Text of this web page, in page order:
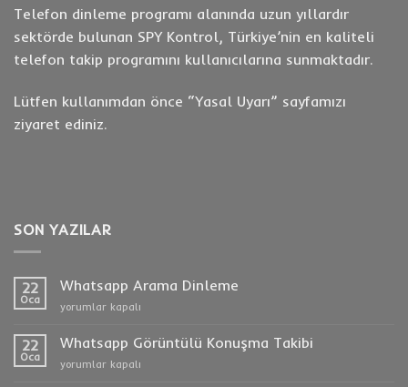
Telefon dinleme programı alanında uzun yıllardır
sektörde bulunan SPY Kontrol, Türkiye’nin en kaliteli
telefon takip programını kullanıcılarına sunmaktadır.
Lütfen kullanımdan önce “Yasal Uyarı” sayfamızı
ziyaret ediniz.
SON YAZILAR
22
Oca
Whatsapp Arama Dinleme
Whatsapp
Dinleme
yorumlar kapalı
22
Oca
Whatsapp Görüntülü Konuşma Takibi
Whatsapp
yorumlar kapalı